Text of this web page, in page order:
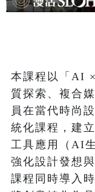
本課程以「AI
質探索、複合
員在當代時尚
統化課程，建
工具應用（AI
強化設計發想
課程同時導入